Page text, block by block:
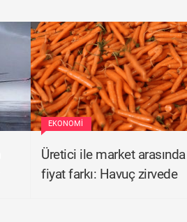
EKONOMI
Üretici ile market
fiyat farkı: Havuç zirvede